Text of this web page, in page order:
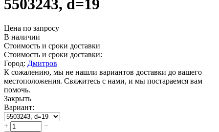
5503243, d=19
Цена по запросу
В наличии
Стоимость и сроки доставки
Стоимость и сроки доставки:
Город: Дмитров
К сожалению, мы не нашли вариантов доставки до вашего
местоположения. Свяжитесь с нами, и мы постараемся вам
помочь.
Закрыть
Вариант:
+ −